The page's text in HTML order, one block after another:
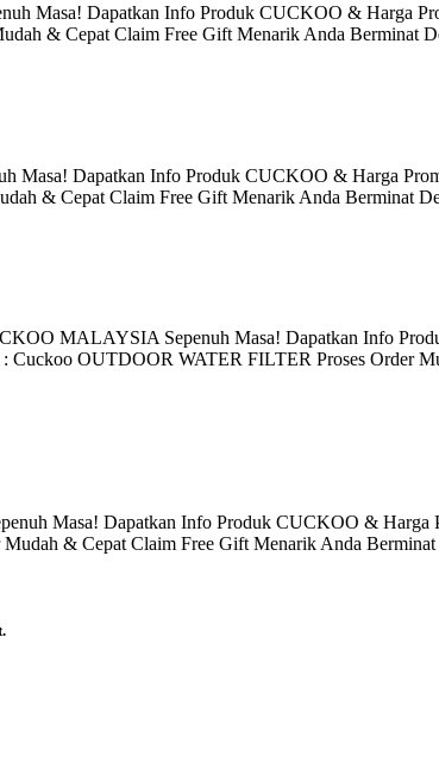
Masa! Dapatkan Info Produk CUCKOO & Harga
& Cepat Claim Free Gift Menarik Anda Berminat
Masa! Dapatkan Info Produk CUCKOO & Harga
& Cepat Claim Free Gift Menarik Anda Berminat
MALAYSIA Sepenuh Masa! Dapatkan Info
Cuckoo OUTDOOR WATER FILTER Proses Order
Masa! Dapatkan Info Produk CUCKOO & Harga
Mudah & Cepat Claim Free Gift Menarik Anda